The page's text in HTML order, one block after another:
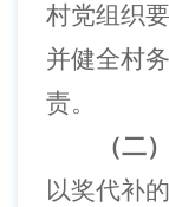
村党组织
并健全村
责。
（二
以奖代补